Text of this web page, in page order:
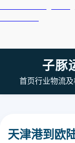
子豚
首页行业物流
天津港到欧